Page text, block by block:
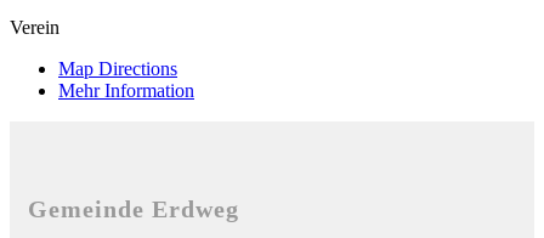
Verein
Map Directions
Mehr Information
Gemeinde Erdweg